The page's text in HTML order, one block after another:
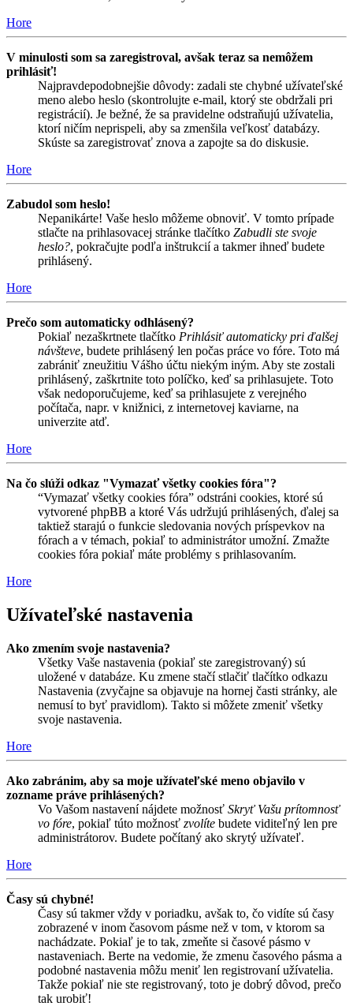
Hore
V minulosti som sa zaregistroval, avšak teraz sa nemôžem
prihlásiť!
Najpravdepodobnejšie dôvody: zadali ste chybné užívateľské
meno alebo heslo (skontrolujte e-mail, ktorý ste obdržali pri
registrácií). Je bežné, že sa pravidelne odstraňujú užívatelia,
ktorí ničím neprispeli, aby sa zmenšila veľkosť databázy.
Skúste sa zaregistrovať znova a zapojte sa do diskusie.
Hore
Zabudol som heslo!
Nepanikárte! Vaše heslo môžeme obnoviť. V tomto prípade
stlačte na prihlasovacej stránke tlačítko Zabudli ste svoje
heslo?, pokračujte podľa inštrukcií a takmer ihneď budete
prihlásený.
Hore
Prečo som automaticky odhlásený?
Pokiaľ nezaškrtnete tlačítko Prihlásiť automaticky pri ďalšej
návšteve, budete prihlásený len počas práce vo fóre. Toto má
zabrániť zneužitiu Vášho účtu niekým iným. Aby ste zostali
prihlásený, zaškrtnite toto políčko, keď sa prihlasujete. Toto
však nedoporučujeme, keď sa prihlasujete z verejného
počítača, napr. v knižnici, z internetovej kaviarne, na
univerzite atď.
Hore
Na čo slúži odkaz "Vymazať všetky cookies fóra"?
“Vymazať všetky cookies fóra” odstráni cookies, ktoré sú
vytvorené phpBB a ktoré Vás udržujú prihlásených, ďalej sa
taktiež starajú o funkcie sledovania nových príspevkov na
fórach a v témach, pokiaľ to administrátor umožní. Zmažte
cookies fóra pokiaľ máte problémy s prihlasovaním.
Hore
Užívateľské nastavenia
Ako zmením svoje nastavenia?
Všetky Vaše nastavenia (pokiaľ ste zaregistrovaný) sú
uložené v databáze. Ku zmene stačí stlačiť tlačítko odkazu
Nastavenia (zvyčajne sa objavuje na hornej časti stránky, ale
nemusí to byť pravidlom). Takto si môžete zmeniť všetky
svoje nastavenia.
Hore
Ako zabránim, aby sa moje užívateľské meno objavilo v
zozname práve prihlásených?
Vo Vašom nastavení nájdete možnosť Skryť Vašu prítomnosť
vo fóre, pokiaľ túto možnosť zvolíte budete viditeľný len pre
administrátorov. Budete počítaný ako skrytý užívateľ.
Hore
Časy sú chybné!
Časy sú takmer vždy v poriadku, avšak to, čo vidíte sú časy
zobrazené v inom časovom pásme než v tom, v ktorom sa
nachádzate. Pokiaľ je to tak, zmeňte si časové pásmo v
nastaveniach. Berte na vedomie, že zmenu časového pásma a
podobné nastavenia môžu meniť len registrovaní užívatelia.
Takže pokiaľ nie ste registrovaný, toto je dobrý dôvod, prečo
tak urobiť!